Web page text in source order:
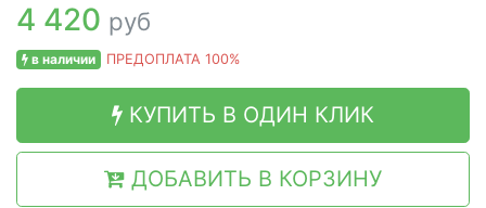
4 420 руб
в наличии ПРЕДОПЛАТА 100%
КУПИТЬ В ОДИН КЛИК
ДОБАВИТЬ В КОРЗИНУ